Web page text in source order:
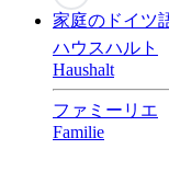
家庭のドイツ
ハウスハルト
Haushalt
ファミーリエ
Familie